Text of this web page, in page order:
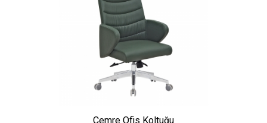
Cemre Ofis Koltuğu